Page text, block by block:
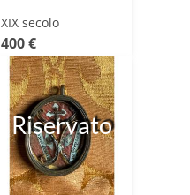
XIX secolo
400 €
Riservato